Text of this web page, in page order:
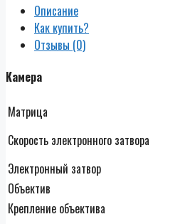
Описание
Как купить?
Отзывы (0)
Камера
Матрица
Скорость электронного затвора
Электронный затвор
Объектив
Крепление объектива